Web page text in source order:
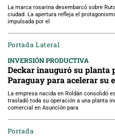
La marca rosarina desembarcó sobre
ciudad. La apertura refleja el
impulsada por el
Portada Lateral
INVERSIÓN PRODUCTIVA
Deckar inauguró su planta
Paraguay para acelerar su
La empresa nacida en Roldán consolidó
trasladó toda su operación a una planta
comercial en Asunción para
Portada